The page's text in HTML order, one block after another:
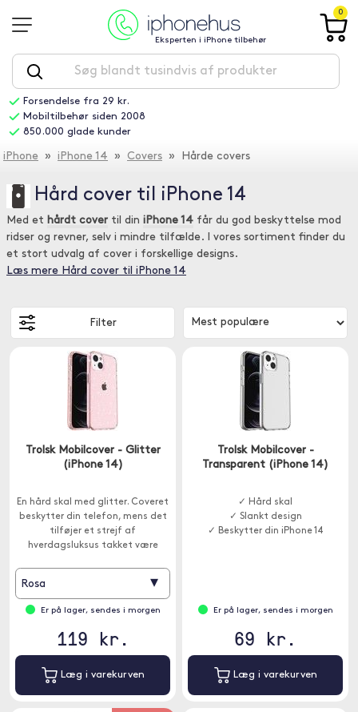
Eksperten i iPhone tilbehør
0
Forsendelse fra 29 kr.
Mobiltilbehør siden 2008
850.000 glade kunder
iPhone » iPhone 14 » Covers » Hårde covers
Hård cover til iPhone 14
Med et hårdt cover til din iPhone 14 får du god beskyttelse mod
ridser og revner, selv i mindre tilfælde. I vores sortiment finder du
et stort udvalg af cover i forskellige designs.
Læs mere Hård cover til iPhone 14
Filter
Trolsk Mobilcover - Glitter
(iPhone 14)
En hård skal med glitter. Coveret
beskytter din telefon, mens det
tilføjer et strejf af
hverdagsluksus takket være
Rosa ▾
Er på lager, sendes i morgen
119 kr.
Læg i varekurven
Trolsk Mobilcover -
Transparent (iPhone 14)
✓ Hård skal
✓ Slankt design
✓ Beskytter din iPhone 14
Er på lager, sendes i morgen
69 kr.
Læg i varekurven